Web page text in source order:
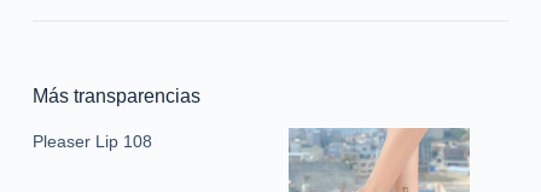
Más transparencias
Pleaser Lip 108